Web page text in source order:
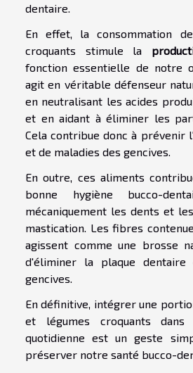
dentaire.
En effet, la consommation
croquants stimule la
fonction essentielle de notre
agit en véritable défenseur
en neutralisant les acides
et en aidant à éliminer les
Cela contribue donc à prévenir
et de maladies des gencives.
En outre, ces aliments
bonne hygiène bucco-
mécaniquement les dents et
mastication. Les fibres
agissent comme une brosse
d'éliminer la plaque
gencives.
En définitive, intégrer une
et légumes croquants dans
quotidienne est un geste
préserver notre santé bucco-